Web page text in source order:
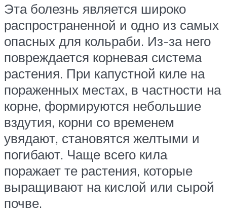
Эта болезнь является широко
распространенной и одно из самых
опасных для кольраби. Из-за него
повреждается корневая система
растения. При капустной киле на
пораженных местах, в частности на
корне, формируются небольшие
вздутия, корни со временем
увядают, становятся желтыми и
погибают. Чаще всего кила
поражает те растения, которые
выращивают на кислой или сырой
почве.